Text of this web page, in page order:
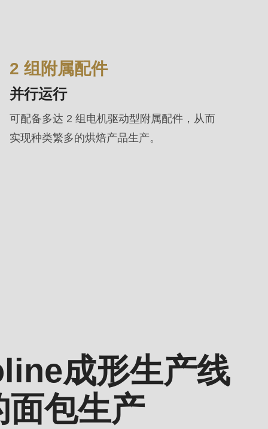
2 组附属配件
并行运行
可配备多达 2 组电机驱动型附属配件，从而
实现种类繁多的烘焙产品生产。
成形生产线
面包生产